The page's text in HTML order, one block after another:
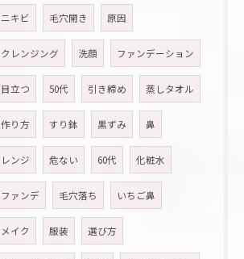
ニキビ 毛穴開き 原因
クレンジング 洗顔 ファンデーション
目立つ 50代 引き締め 蒸しタオル
作り方 すり鉢 黒ずみ 鼻
レンジ 危ない 60代 化粧水
ファンデ 毛穴落ち いちご鼻
メイク 服装 選び方